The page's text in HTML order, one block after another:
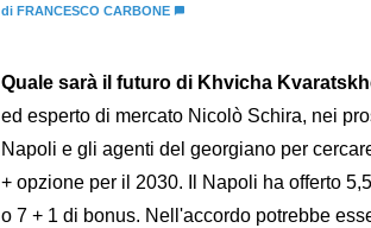
di FRANCESCO CARBONE
Quale sarà il futuro di Khvicha
ed esperto di mercato Nicolò Schira, nei
Napoli e gli agenti del georgiano per
+ opzione per il 2030. Il Napoli ha offerto
o 7 + 1 di bonus. Nell'accordo potrebbe